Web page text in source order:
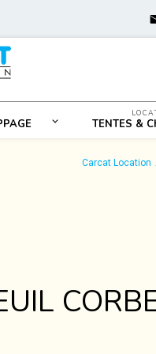
TENTES &
Carcat Location